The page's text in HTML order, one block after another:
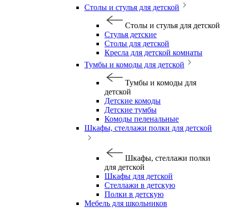
Столы и стулья для детской
Столы и стулья для детской
Стулья детские
Столы для детской
Кресла для детской комнаты
Тумбы и комоды для детской
Тумбы и комоды для
детской
Детские комоды
Детские тумбы
Комоды пеленальные
Шкафы, стеллажи полки для детской
Шкафы, стеллажи полки
для детской
Шкафы для детской
Стеллажи в детскую
Полки в детскую
Мебель для школьников